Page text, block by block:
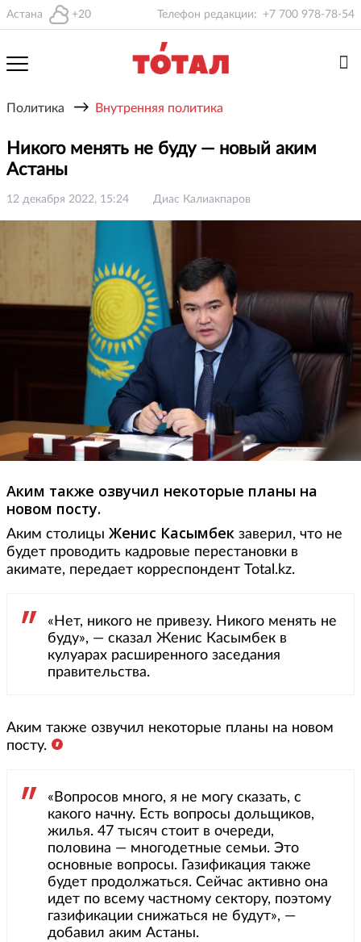
Астана +20 Телефон редакции: +7 700 978-78-54
Политика → Внутренняя политика
Никого менять не буду — новый аким
Астаны
12 декабря 2022, 15:24 Диас Калиакпаров
Аким также озвучил некоторые планы на
новом посту.
Аким столицы Женис Касымбек заверил, что не
будет проводить кадровые перестановки в
акимате, передает корреспондент Total.kz.
«Нет, никого не привезу. Никого менять не
буду», — сказал Женис Касымбек в
кулуарах расширенного заседания
правительства.
Аким также озвучил некоторые планы на новом
посту.
«Вопросов много, я не могу сказать, с
какого начну. Есть вопросы дольщиков,
жилья. 47 тысяч стоит в очереди,
половина — многодетные семьи. Это
основные вопросы. Газификация также
будет продолжаться. Сейчас активно она
идет по всему частному сектору, поэтому
газификации снижаться не будут», —
добавил аким Астаны.